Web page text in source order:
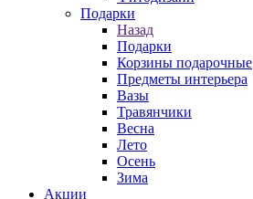
Подарки
Назад
Подарки
Корзины подарочные
Предметы интерьера
Вазы
Травянчики
Весна
Лето
Осень
Зима
Акции